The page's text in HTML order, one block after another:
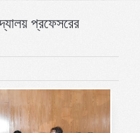
প্রফেসরের